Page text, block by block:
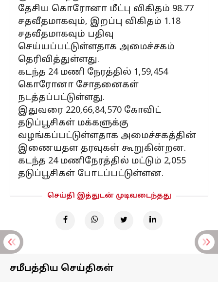
தேசிய கொரோனா மீட்பு விகிதம் 98.77
சதவீதமாகவும், இறப்பு விகிதம் 1.18
சதவீதமாகவும் பதிவு
செய்யப்பட்டுள்ளதாக அமைச்சகம்
தெரிவித்துள்ளது.
கடந்த 24 மணி நேரத்தில் 1,59,454
கொரோனா சோதனைகள்
நடத்தப்பட்டுள்ளது.
இதுவரை 220,66,84,570 கோவிட்
தடுப்பூசிகள் மக்களுக்கு
வழங்கப்பட்டுள்ளதாக அமைச்சகத்தின்
இணையதள தரவுகள் கூறுகின்றன.
கடந்த 24 மணிநேரத்தில் மட்டும் 2,055
தடுப்பூசிகள் போடப்பட்டுள்ளன.
செய்தி இத்துடன் முடிவடைந்தது
சமீபத்திய செய்திகள்